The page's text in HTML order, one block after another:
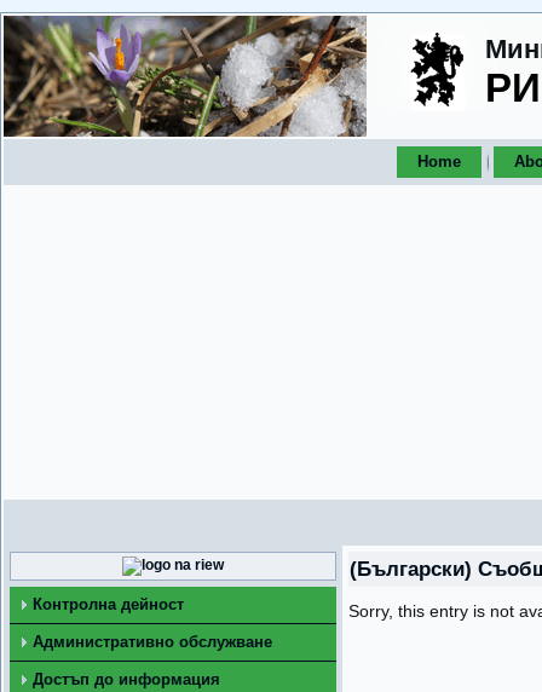
Home
Контролна дейност
Административно обслужване
Достъп до информация
(Български)
Sorry, this entry is not